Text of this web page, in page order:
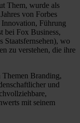
Them, wurde als
von Forbes
Führung
bei Fox Business,
wo
zu verstehen, die ihre
Themen Branding,
und
mit seinem